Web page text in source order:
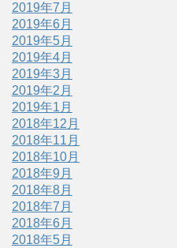
2019年7月
2019年6月
2019年5月
2019年4月
2019年3月
2019年2月
2019年1月
2018年12月
2018年11月
2018年10月
2018年9月
2018年8月
2018年7月
2018年6月
2018年5月